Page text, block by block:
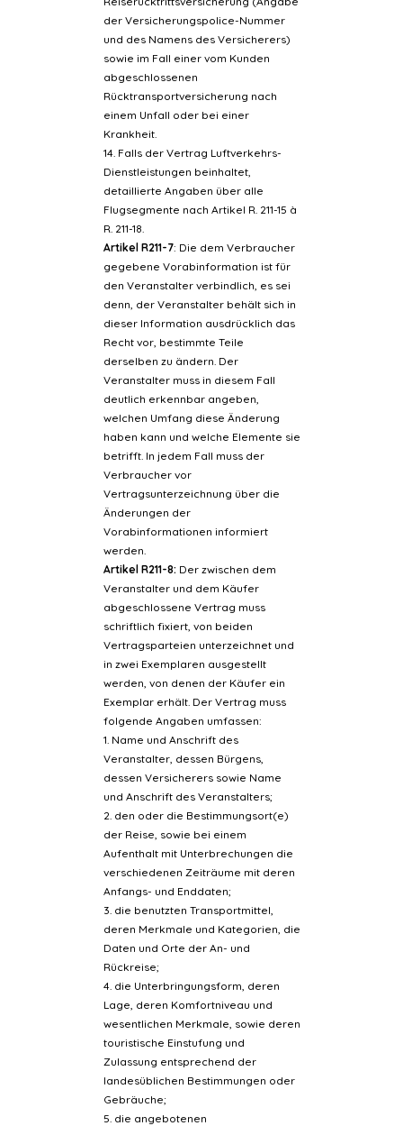
der Versicherungspolice-Nummer
und des Namens des Versicherers)
sowie im Fall einer vom Kunden
abgeschlossenen
Rücktransportversicherung nach
einem Unfall oder bei einer
Krankheit.
14. Falls der Vertrag Luftverkehrs-
Dienstleistungen beinhaltet,
detaillierte Angaben über alle
Flugsegmente nach Artikel R. 211-15 à
R. 211-18.
Artikel R211-7: Die dem Verbraucher
gegebene Vorabinformation ist für
den Veranstalter verbindlich, es sei
denn, der Veranstalter behält sich in
dieser Information ausdrücklich das
Recht vor, bestimmte Teile
derselben zu ändern. Der
Veranstalter muss in diesem Fall
deutlich erkennbar angeben,
welchen Umfang diese Änderung
haben kann und welche Elemente sie
betrifft. In jedem Fall muss der
Verbraucher vor
Vertragsunterzeichnung über die
Änderungen der
Vorabinformationen informiert
werden.
Artikel R211-8: Der zwischen dem
Veranstalter und dem Käufer
abgeschlossene Vertrag muss
schriftlich fixiert, von beiden
Vertragsparteien unterzeichnet und
in zwei Exemplaren ausgestellt
werden, von denen der Käufer ein
Exemplar erhält. Der Vertrag muss
folgende Angaben umfassen:
1. Name und Anschrift des
Veranstalter, dessen Bürgens,
dessen Versicherers sowie Name
und Anschrift des Veranstalters;
2. den oder die Bestimmungsort(e)
der Reise, sowie bei einem
Aufenthalt mit Unterbrechungen die
verschiedenen Zeiträume mit deren
Anfangs- und Enddaten;
3. die benutzten Transportmittel,
deren Merkmale und Kategorien, die
Daten und Orte der An- und
Rückreise;
4. die Unterbringungsform, deren
Lage, deren Komfortniveau und
wesentlichen Merkmale, sowie deren
touristische Einstufung und
Zulassung entsprechend der
landesüblichen Bestimmungen oder
Gebräuche;
5. die angebotenen